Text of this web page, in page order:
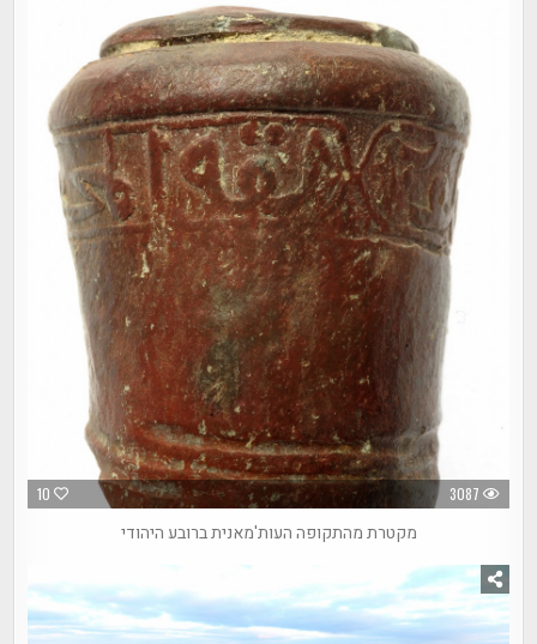
10 3087
מקטרת מהתקופה העות'מאנית ברובע היהודי